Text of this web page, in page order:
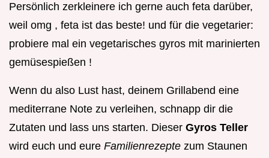
Persönlich zerkleinere ich gerne auch feta darüber,
weil omg , feta ist das beste! und für die vegetarier:
probiere mal ein vegetarisches gyros mit marinierten
gemüsespießen !
Wenn du also Lust hast, deinem Grillabend eine
mediterrane Note zu verleihen, schnapp dir die
Zutaten und lass uns starten. Dieser Gyros Teller
wird euch und eure Familienrezepte zum Staunen